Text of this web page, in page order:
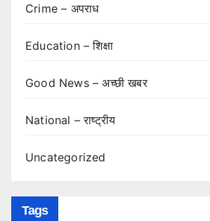
Crime – अपराध
Education – शिक्षा
Good News – अच्छी खबर
National – राष्ट्रीय
Uncategorized
Tags